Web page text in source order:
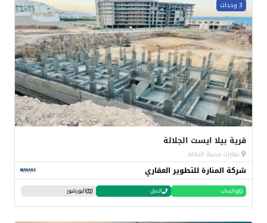
3 وحدات
قرية بيلا ايست الجلالة
عقارات مدينة الجلالة
شركة المنارة للتطوير العقاري
واتساب اتصل البورشور